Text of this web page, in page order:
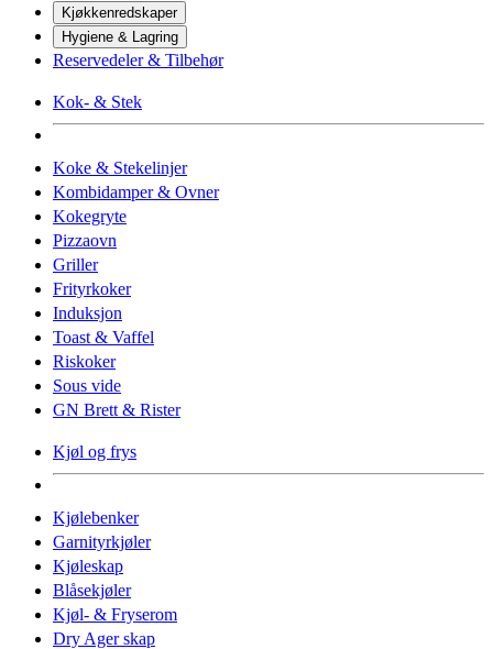
Kjøkkenredskaper
Hygiene & Lagring
Reservedeler & Tilbehør
Kok- & Stek
Koke & Stekelinjer
Kombidamper & Ovner
Kokegryte
Pizzaovn
Griller
Frityrkoker
Induksjon
Toast & Vaffel
Riskoker
Sous vide
GN Brett & Rister
Kjøl og frys
Kjølebenker
Garnityrkjøler
Kjøleskap
Blåsekjøler
Kjøl- & Fryserom
Dry Ager skap